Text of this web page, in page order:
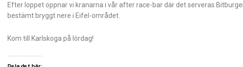
Efter loppet öppnar vi kranarna i vår after race-bar där det serveras
bestämt bryggt nere i Eifel-området.
Kom till Karlskoga på lördag!
Dela det här: